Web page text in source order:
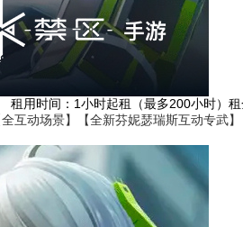
租用时间 ：1小时起租（最多200小时）
全互动场景】【全新芬妮瑟瑞斯互动专武